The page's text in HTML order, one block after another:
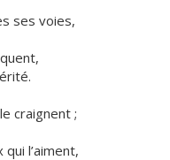
ses voies,
craignent ;
l’aiment,